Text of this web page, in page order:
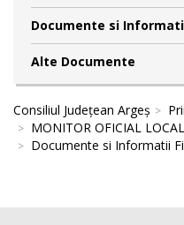
Documente si
Alte Documente
Consiliul Județean Argeș
MONITOR OFICIAL LOCAL
Documente si Informatii